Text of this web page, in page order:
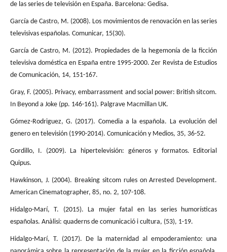
de las series de televisión en España. Barcelona: Gedisa.
García de Castro, M. (2008). Los movimientos de renovación en las series
televisivas españolas. Comunicar, 15(30).
García de Castro, M. (2012). Propiedades de la hegemonía de la ficción
televisiva doméstica en España entre 1995-2000. Zer Revista de Estudios
de Comunicación, 14, 151-167.
Gray, F. (2005). Privacy, embarrassment and social power: British sitcom.
In Beyond a Joke (pp. 146-161). Palgrave Macmillan UK.
Gómez-Rodriguez, G. (2017). Comedia a la española. La evolución del
genero en televisión (1990-2014). Comunicación y Medios, 35, 36-52.
Gordillo, I. (2009). La hipertelevisión: géneros y formatos. Editorial
Quipus.
Hawkinson, J. (2004). Breaking sitcom rules on Arrested Development.
American Cinematographer, 85, no. 2, 107-108.
Hidalgo-Marí, T. (2015). La mujer fatal en las series humorísticas
españolas. Anàlisi: quaderns de comunicació i cultura, (53), 1-19.
Hidalgo-Marí, T. (2017). De la maternidad al empoderamiento: una